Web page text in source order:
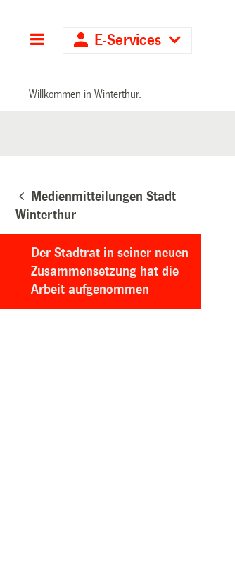
Hauptnavigation
E-Services
Willkommen in Winterthur.
Medienmitteilungen Stadt
Winterthur
Der Stadtrat in seiner neuen
Zusammensetzung hat die
Arbeit aufgenommen